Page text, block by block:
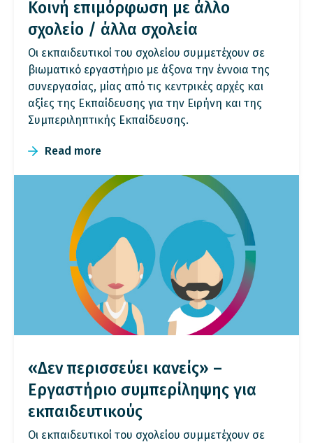
Κοινή επιμόρφωση με άλλο
σχολείο / άλλα σχολεία
Οι εκπαιδευτικοί του σχολείου συμμετέχουν σε
βιωματικό εργαστήριο με άξονα την έννοια της
συνεργασίας, μίας από τις κεντρικές αρχές και
αξίες της Εκπαίδευσης για την Ειρήνη και της
Συμπεριληπτικής Εκπαίδευσης.
Read more
«Δεν περισσεύει κανείς» –
Εργαστήριο συμπερίληψης για
εκπαιδευτικούς
Οι εκπαιδευτικοί του σχολείου συμμετέχουν σε